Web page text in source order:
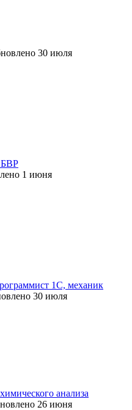
30 июля
БВР
1 июня
1С, механик
30 июля
анализа
26 июня